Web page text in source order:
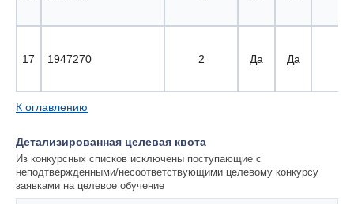
17 1947270 2 Да Да
К оглавлению
Детализированная целевая квота
Из конкурсных списков исключены поступающие с
неподтвержденными/несоответствующими целевому конкурсу
заявками на целевое обучение